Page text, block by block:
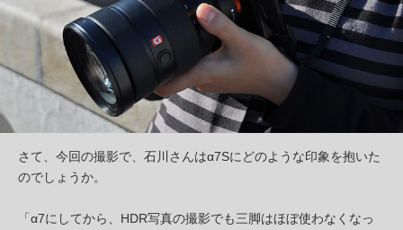
さて、今回の撮影で、石川さんはα7Sにどのような印象を抱いた
のでしょうか。
「α7にしてから、HDR写真の撮影でも三脚はほぼ使わなくなっ